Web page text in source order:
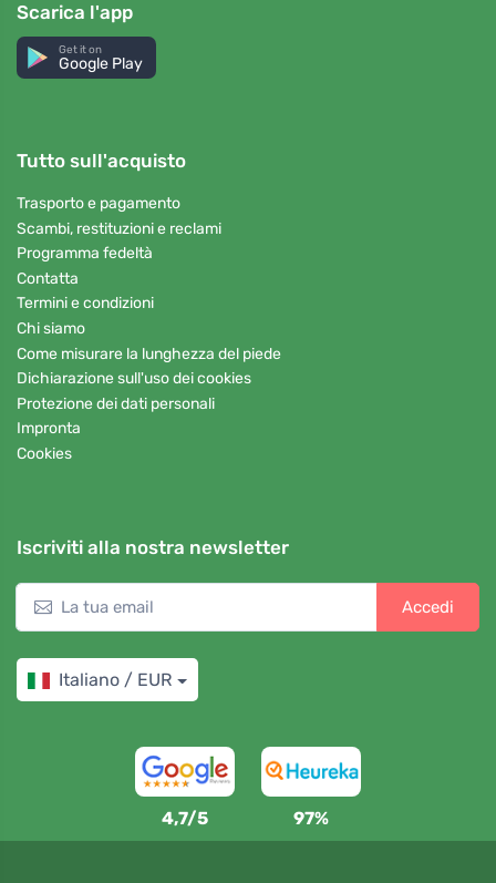
Scarica l'app
Get it on
Google Play
Tutto sull'acquisto
Trasporto e pagamento
Scambi, restituzioni e reclami
Programma fedeltà
Contatta
Termini e condizioni
Chi siamo
Come misurare la lunghezza del piede
Dichiarazione sull'uso dei cookies
Protezione dei dati personali
Impronta
Cookies
Iscriviti alla nostra newsletter
Accedi
Italiano / EUR
4,7/5 97%